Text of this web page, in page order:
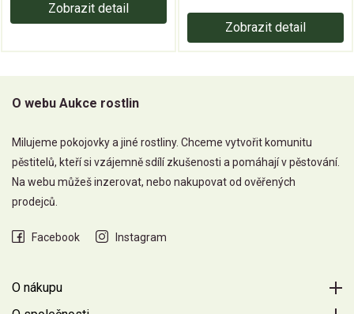
Zobrazit detail
Zobrazit detail
O webu Aukce rostlin
Milujeme pokojovky a jiné rostliny. Chceme vytvořit komunitu
pěstitelů, kteří si vzájemně sdílí zkušenosti a pomáhají v pěstování.
Na webu můžeš inzerovat, nebo nakupovat od ověřených
prodejců.
Facebook Instagram
O nákupu